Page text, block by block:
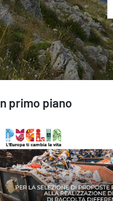
In primo piano